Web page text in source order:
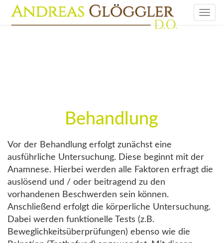
Behandlung
Vor der Behandlung erfolgt zunächst eine
ausführliche Untersuchung. Diese beginnt mit der
Anamnese. Hierbei werden alle Faktoren erfragt die
auslösend und / oder beitragend zu den
vorhandenen Beschwerden sein können.
Anschließend erfolgt die körperliche Untersuchung.
Dabei werden funktionelle Tests (z.B.
Beweglichkeitsüberprüfungen) ebenso wie die